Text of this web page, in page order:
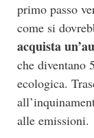
primo passo
come si
acquista
che diventano
ecologica.
alle emissioni.